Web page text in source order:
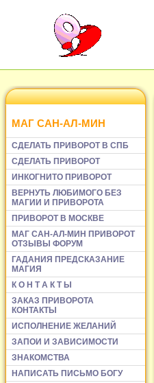
МАГ САН-АЛ-МИН
СДЕЛАТЬ ПРИВОРОТ В СПБ
СДЕЛАТЬ ПРИВОРОТ
ИНКОГНИТО ПРИВОРОТ
ВЕРНУТЬ ЛЮБИМОГО БЕЗ
МАГИИ И ПРИВОРОТА
ПРИВОРОТ В МОСКВЕ
МАГ САН-АЛ-МИН ПРИВОРОТ
ОТЗЫВЫ ФОРУМ
ГАДАНИЯ ПРЕДСКАЗАНИЕ
МАГИЯ
К О Н Т А К Т Ы
ЗАКАЗ ПРИВОРОТА
КОНТАКТЫ
ИСПОЛНЕНИЕ ЖЕЛАНИЙ
ЗАПОИ И ЗАВИСИМОСТИ
ЗНАКОМСТВА
НАПИСАТЬ ПИСЬМО БОГУ